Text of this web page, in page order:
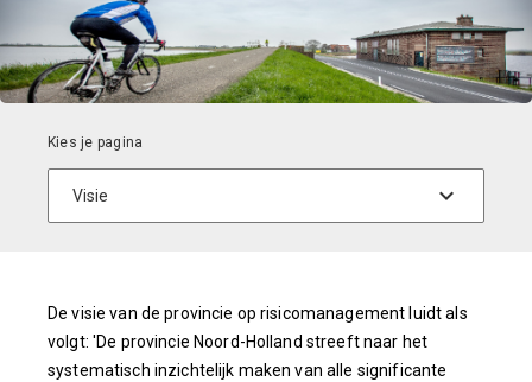
De visie van de provincie op risicomanagement luidt als
volgt: 'De provincie Noord-Holland streeft naar het
systematisch inzichtelijk maken van alle significante